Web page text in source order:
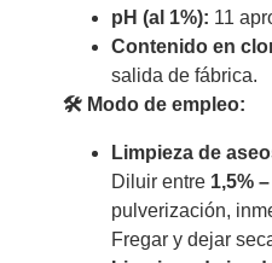
pH (al 1%): 11
Contenido en
salida de fábrica.
🛠 Modo de empleo:
Limpieza de
Diluir entre 1,5%
pulverización,
Fregar y dejar